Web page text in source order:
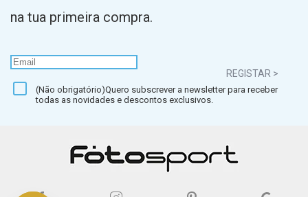
na tua primeira compra.
REGISTAR >
(Não obrigatório)Quero subscrever a newsletter para receber
todas as novidades e descontos exclusivos.